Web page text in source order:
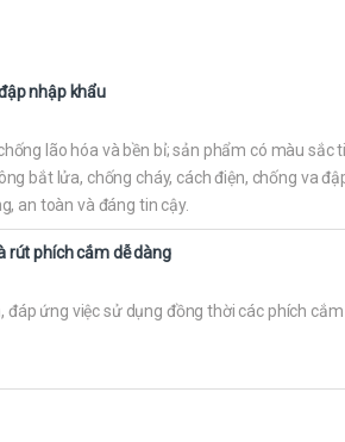
nhập khẩu
lão hóa và bền bỉ; sản phẩm có màu
bắt lửa, chống cháy, cách điện, chống va
an toàn và đáng tin cậy.
rút phích cắm dễ dàng
đáp ứng việc sử dụng đồng thời các phích